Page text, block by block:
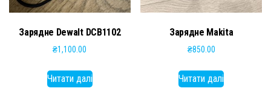
Зарядне Dewalt DCB1102
₴1,100.00
Читати далі
Зарядне Makita
₴850.00
Читати далі